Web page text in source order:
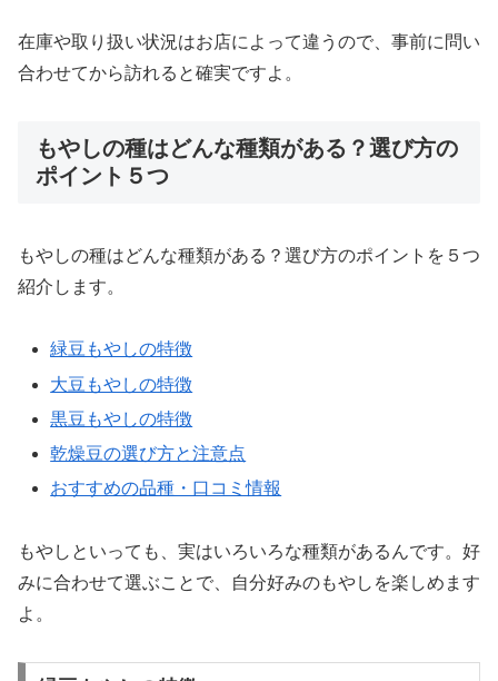
在庫や取り扱い状況はお店によって違うので、事前に問い
合わせてから訪れると確実ですよ。
もやしの種はどんな種類がある？選び方の
ポイント５つ
もやしの種はどんな種類がある？選び方のポイントを５つ
紹介します。
緑豆もやしの特徴
大豆もやしの特徴
黒豆もやしの特徴
乾燥豆の選び方と注意点
おすすめの品種・口コミ情報
もやしといっても、実はいろいろな種類があるんです。好
みに合わせて選ぶことで、自分好みのもやしを楽しめます
よ。